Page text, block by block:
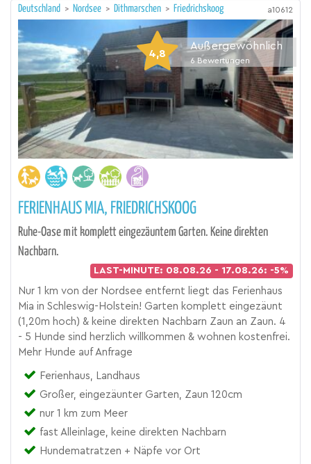
Deutschland > Nordsee > Dithmarschen > Friedrichskoog a10612
4,8
Außergewöhnlich
6 Bewertungen
FERIENHAUS MIA, FRIEDRICHSKOOG
Ruhe-Oase mit komplett eingezäuntem Garten. Keine direkten
Nachbarn.
LAST-MINUTE: 08.08.26 - 17.08.26: -5%
Nur 1 km von der Nordsee entfernt liegt das Ferienhaus
Mia in Schleswig-Holstein! Garten komplett eingezäunt
(1,20m hoch) & keine direkten Nachbarn Zaun an Zaun. 4
- 5 Hunde sind herzlich willkommen & wohnen kostenfrei.
Mehr Hunde auf Anfrage
Ferienhaus, Landhaus
Großer, eingezäunter Garten, Zaun 120cm
nur 1 km zum Meer
fast Alleinlage, keine direkten Nachbarn
Hundematratzen + Näpfe vor Ort